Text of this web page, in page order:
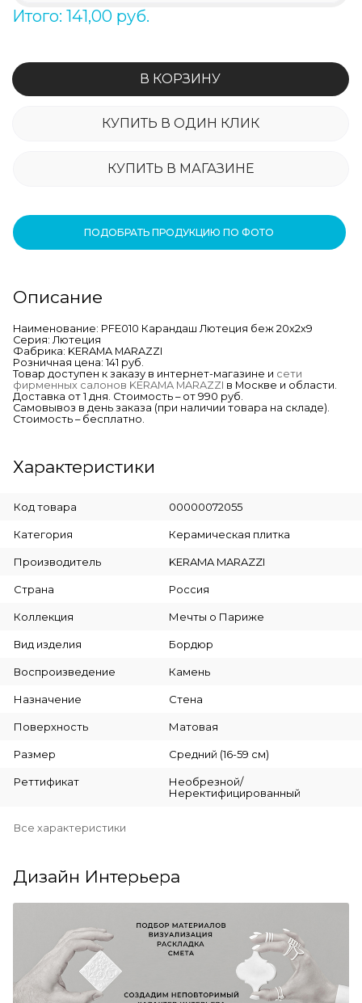
Итого: 141,00 руб.
В КОРЗИНУ
КУПИТЬ В ОДИН КЛИК
КУПИТЬ В МАГАЗИНЕ
ПОДОБРАТЬ ПРОДУКЦИЮ ПО ФОТО
Описание
Наименование: PFE010 Карандаш Лютеция беж 20х2х9
Серия: Лютеция
Фабрика: KERAMA MARAZZI
Розничная цена: 141 руб.
Товар доступен к заказу в интернет-магазине и сети
фирменных салонов KERAMA MARAZZI в Москве и области.
Доставка от 1 дня. Стоимость – от 990 руб.
Самовывоз в день заказа (при наличии товара на складе).
Стоимость – бесплатно.
Характеристики
Код товара 00000072055
Категория Керамическая плитка
Производитель KERAMA MARAZZI
Страна Россия
Коллекция Мечты о Париже
Вид изделия Бордюр
Воспроизведение Камень
Назначение Стена
Поверхность Матовая
Размер Средний (16-59 см)
Реттификат
Необрезной/
Неректифицированный
Все характеристики
Дизайн Интерьера